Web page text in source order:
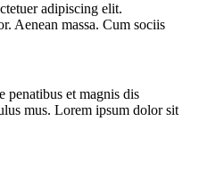
adipiscing elit.
Aenean massa. Cum sociis
penatibus et magnis dis
mus. Lorem ipsum dolor sit